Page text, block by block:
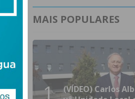
MAIS POPULARES
1
(VÍDEO) Carlos